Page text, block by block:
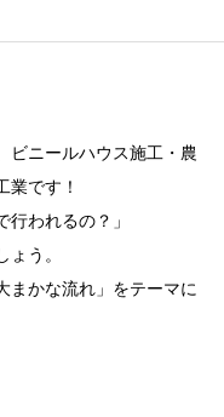
ビニールハウス施工・農
業です！
行われるの？」
う。
まかな流れ」をテーマに